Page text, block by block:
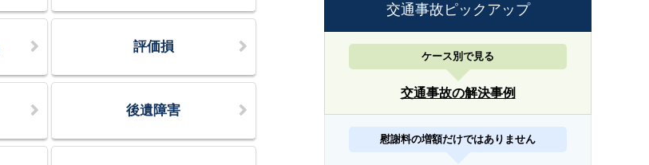
評価損
後遺障害
交通事故ピックアップ
ケース別で見る
交通事故の解決事例
慰謝料の増額だけではありません